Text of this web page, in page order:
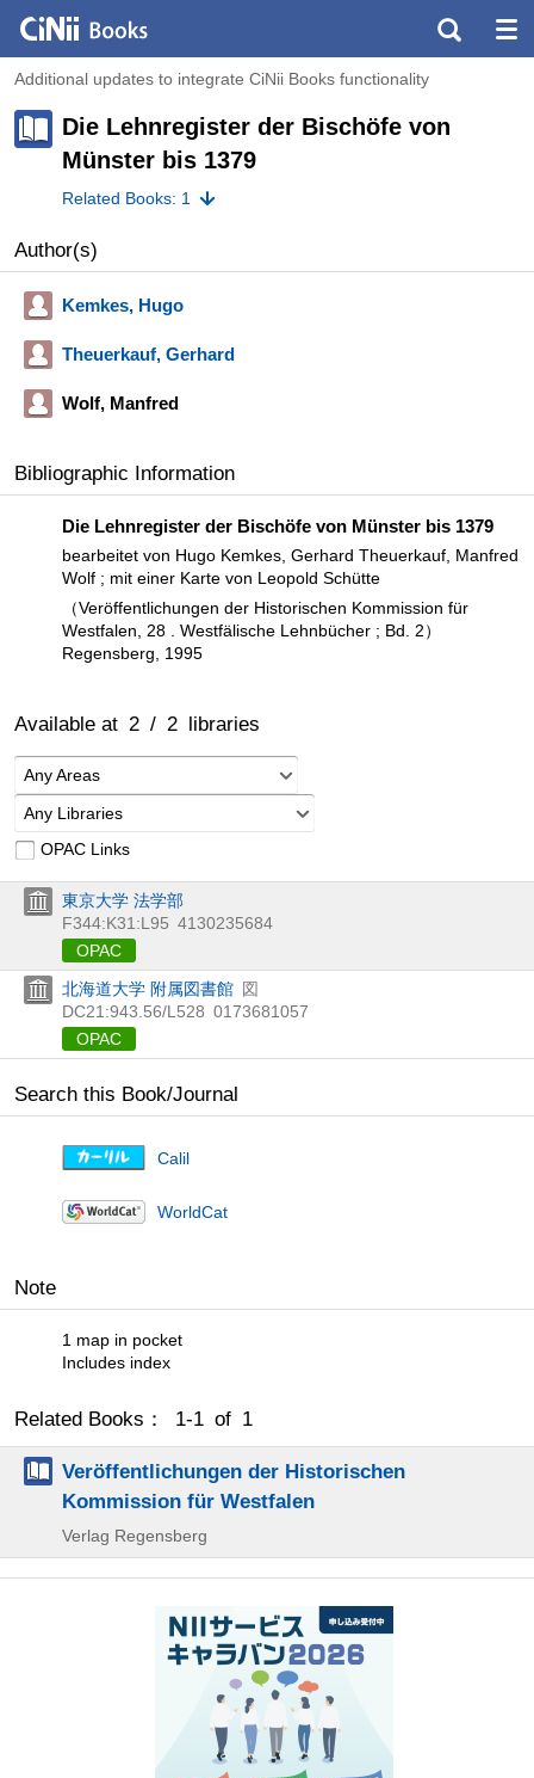
Additional updates to integrate CiNii Books functionality
Die Lehnregister der Bischöfe von
Münster bis 1379
Related Books: 1
Author(s)
Kemkes, Hugo
Theuerkauf, Gerhard
Wolf, Manfred
Bibliographic Information
Die Lehnregister der Bischöfe von Münster bis 1379
bearbeitet von Hugo Kemkes, Gerhard Theuerkauf, Manfred
Wolf ; mit einer Karte von Leopold Schütte
（Veröffentlichungen der Historischen Kommission für
Westfalen, 28 . Westfälische Lehnbücher ; Bd. 2）
Regensberg, 1995
Available at 2 / 2 libraries
Any Areas
Any Libraries
OPAC Links
東京大学 法学部
F344:K31:L95 4130235684
OPAC
北海道大学 附属図書館 図
DC21:943.56/L528 0173681057
OPAC
Search this Book/Journal
Calil
WorldCat
Note
1 map in pocket
Includes index
Related Books： 1-1 of 1
Veröffentlichungen der Historischen
Kommission für Westfalen
Verlag Regensberg